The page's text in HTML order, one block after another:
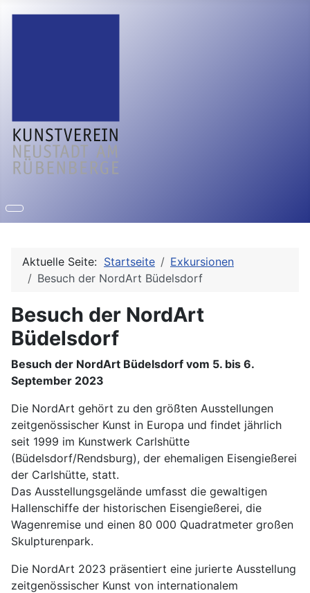
Aktuelle Seite: Startseite
Exkursionen
Besuch der NordArt Büdelsdorf
Besuch der NordArt
Büdelsdorf
Besuch der NordArt Büdelsdorf vom 5. bis 6.
September 2023
Die NordArt gehört zu den größten Ausstellungen
zeitgenössischer Kunst in Europa und findet jährlich
seit 1999 im Kunstwerk Carlshütte
(Büdelsdorf/Rendsburg), der ehemaligen Eisengießerei
der Carlshütte, statt.
Das Ausstellungsgelände umfasst die gewaltigen
Hallenschiffe der historischen Eisengießerei, die
Wagenremise und einen 80 000 Quadratmeter großen
Skulpturenpark.
Die NordArt 2023 präsentiert eine jurierte Ausstellung
zeitgenössischer Kunst von internationalem